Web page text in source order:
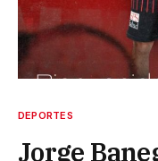
DEPORTES
Jorge